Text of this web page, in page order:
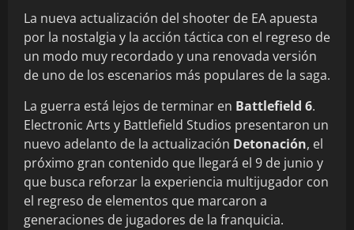
La nueva actualización del shooter de EA apuesta
por la nostalgia y la acción táctica con el regreso de
un modo muy recordado y una renovada versión
de uno de los escenarios más populares de la saga.
La guerra está lejos de terminar en Battlefield 6.
Electronic Arts y Battlefield Studios presentaron un
nuevo adelanto de la actualización Detonación, el
próximo gran contenido que llegará el 9 de junio y
que busca reforzar la experiencia multijugador con
el regreso de elementos que marcaron a
generaciones de jugadores de la franquicia.